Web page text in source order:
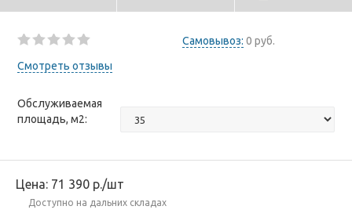
Самовывоз: 0 руб.
Смотреть отзывы
Обслуживаемая
площадь, м2:
Цена: 71 390 р./шт
Доступно на дальних складах